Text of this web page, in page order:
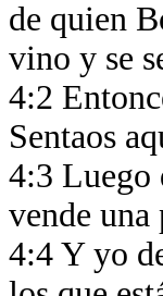
de quien
vino y se
4:2
Sentaos
4:3 Luego
vende
4:4 Y yo